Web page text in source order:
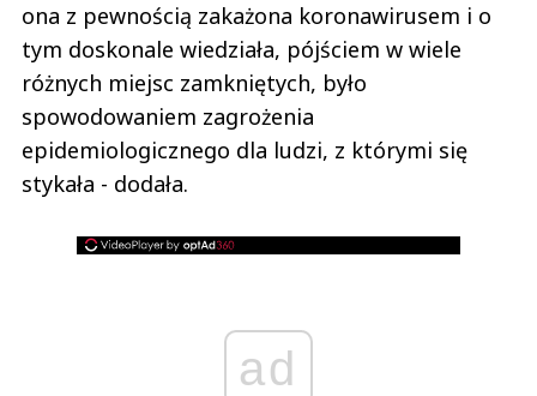
ona z pewnością zakażona koronawirusem i o
tym doskonale wiedziała, pójściem w wiele
różnych miejsc zamkniętych, było
spowodowaniem zagrożenia
epidemiologicznego dla ludzi, z którymi się
stykała - dodała.
ad